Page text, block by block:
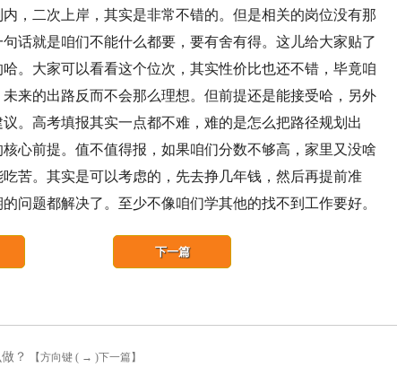
，二次上岸，其实是非常不错的。但是相关的岗位没有那
话就是咱们不能什么都要，要有舍有得。这儿给大家贴了
。大家可以看看这个位次，其实性价比也还不错，毕竟咱
来的出路反而不会那么理想。但前提还是能接受哈，另外
。高考填报其实一点都不难，难的是怎么把路径规划出
心前提。值不值得报，如果咱们分数不够高，家里又没啥
苦。其实是可以考虑的，先去挣几年钱，然后再提前准
问题都解决了。至少不像咱们学其他的找不到工作要好。
？
下一篇
【方向键 ( → )下一篇】